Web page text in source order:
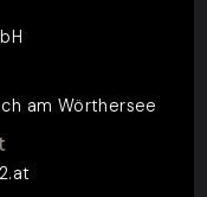
am Wörthersee